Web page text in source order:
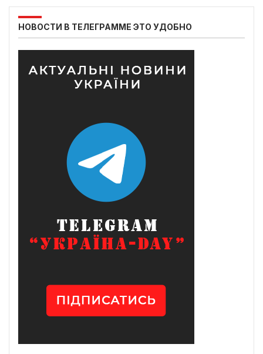
НОВОСТИ В ТЕЛЕГРАММЕ ЭТО УДОБНО